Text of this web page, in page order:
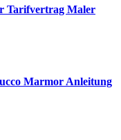
Tarifvertrag Maler
Marmor Anleitung